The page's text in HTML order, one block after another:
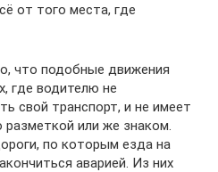
от того места, где
что подобные движения
где водителю не
свой транспорт, и не имеет
разметкой или же знаком.
по которым езда на
аварией. Из них